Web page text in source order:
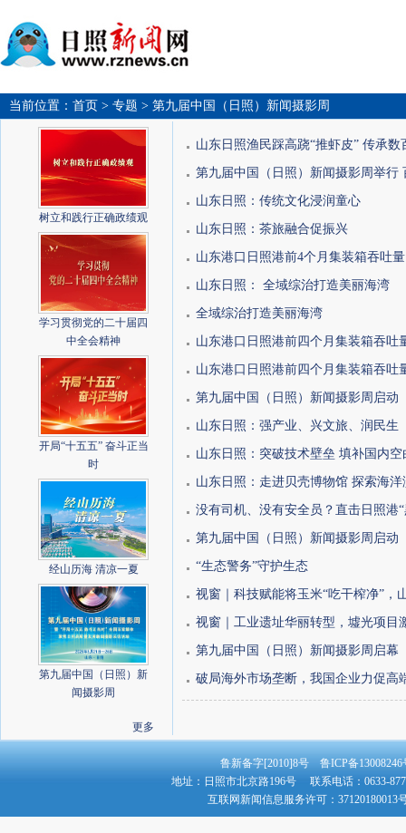
当前位置： 首页 > 专题 > 第九届中国（日照）新闻摄影周
树立和践行正确政绩观
学习贯彻党的二十届四
中全会精神
开局“十五五” 奋斗正当
时
经山历海 清凉一夏
第九届中国（日照）新
闻摄影周
更多
山东日照渔民踩高跷“推虾皮” 传承数
第九届中国（日照）新闻摄影周举行
山东日照：传统文化浸润童心
山东日照：茶旅融合促振兴
山东港口日照港前4个月集装箱吞吐
山东日照： 全域综治打造美丽海湾
全域综治打造美丽海湾
山东港口日照港前四个月集装箱吞吐
山东港口日照港前四个月集装箱吞吐
第九届中国（日照）新闻摄影周启动
山东日照：强产业、兴文旅、润民生
山东日照：突破技术壁垒 填补国内空
山东日照：走进贝壳博物馆 探索海洋
没有司机、没有安全员？直击日照港
第九届中国（日照）新闻摄影周启动
“生态警务”守护生态
视窗｜科技赋能将玉米“吃干榨净”，
视窗｜工业遗址华丽转型，墟光项目
第九届中国（日照）新闻摄影周启幕
破局海外市场垄断，我国企业力促高
鲁新备字[2010]8号 鲁ICP备
地址：日照市北京路196号 联系电话：0633-
互联网新闻信息服务许可：